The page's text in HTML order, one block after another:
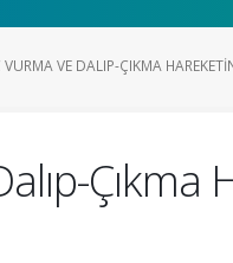
VURMA VE DALIP-ÇIKMA